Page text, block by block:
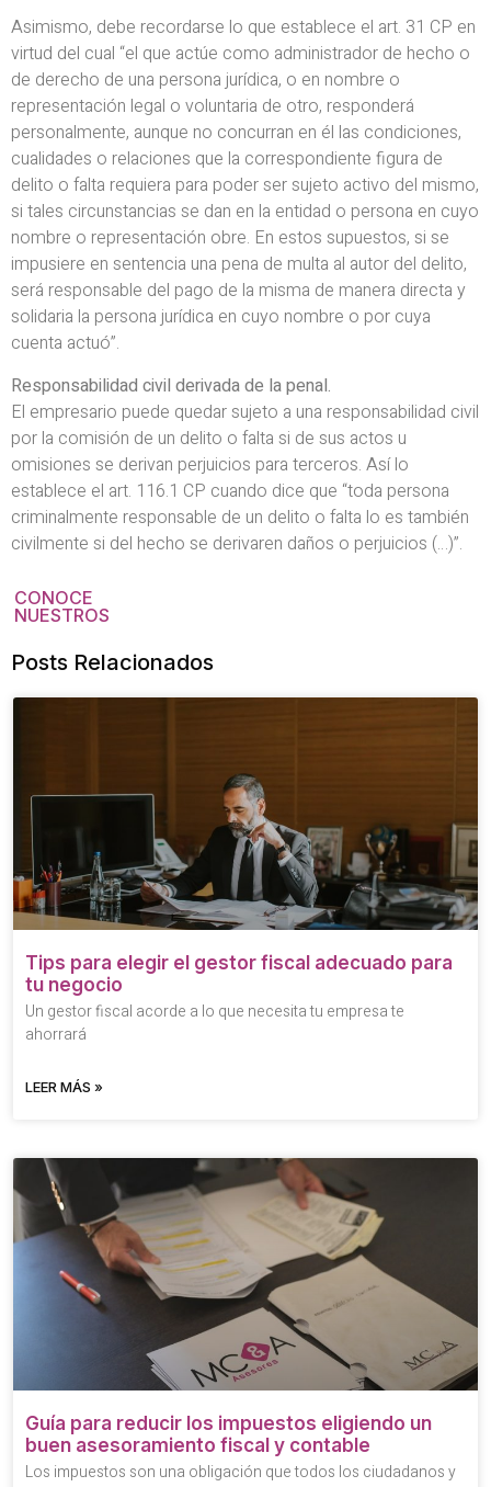
Asimismo, debe recordarse lo que establece el art. 31 CP en
virtud del cual “el que actúe como administrador de hecho o
de derecho de una persona jurídica, o en nombre o
representación legal o voluntaria de otro, responderá
personalmente, aunque no concurran en él las condiciones,
cualidades o relaciones que la correspondiente figura de
delito o falta requiera para poder ser sujeto activo del mismo,
si tales circunstancias se dan en la entidad o persona en cuyo
nombre o representación obre. En estos supuestos, si se
impusiere en sentencia una pena de multa al autor del delito,
será responsable del pago de la misma de manera directa y
solidaria la persona jurídica en cuyo nombre o por cuya
cuenta actuó”.
Responsabilidad civil derivada de la penal.
El empresario puede quedar sujeto a una responsabilidad civil
por la comisión de un delito o falta si de sus actos u
omisiones se derivan perjuicios para terceros. Así lo
establece el art. 116.1 CP cuando dice que “toda persona
criminalmente responsable de un delito o falta lo es también
civilmente si del hecho se derivaren daños o perjuicios (…)”.
CONOCE
NUESTROS
Posts Relacionados
Tips para elegir el gestor fiscal adecuado para
tu negocio
Un gestor fiscal acorde a lo que necesita tu empresa te
ahorrará
LEER MÁS »
Guía para reducir los impuestos eligiendo un
buen asesoramiento fiscal y contable
Los impuestos son una obligación que todos los ciudadanos y